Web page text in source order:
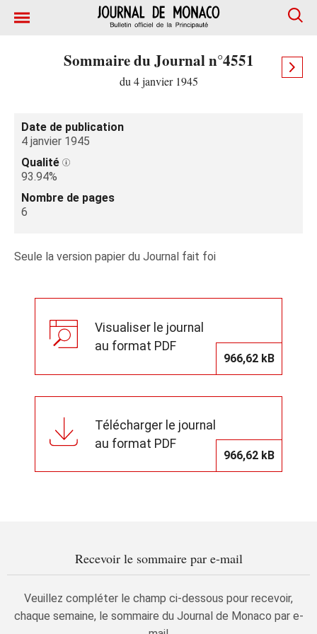
Sommaire du Journal n°4551
du 4 janvier 1945
Date de publication
4 janvier 1945
Qualité
93.94%
Nombre de pages
6
Seule la version papier du Journal fait foi
Visualiser le journal
au format PDF
966,62 kB
Télécharger le journal
au format PDF
966,62 kB
Recevoir le sommaire par e-mail
Veuillez compléter le champ ci-dessous pour recevoir,
chaque semaine, le sommaire du Journal de Monaco par e-